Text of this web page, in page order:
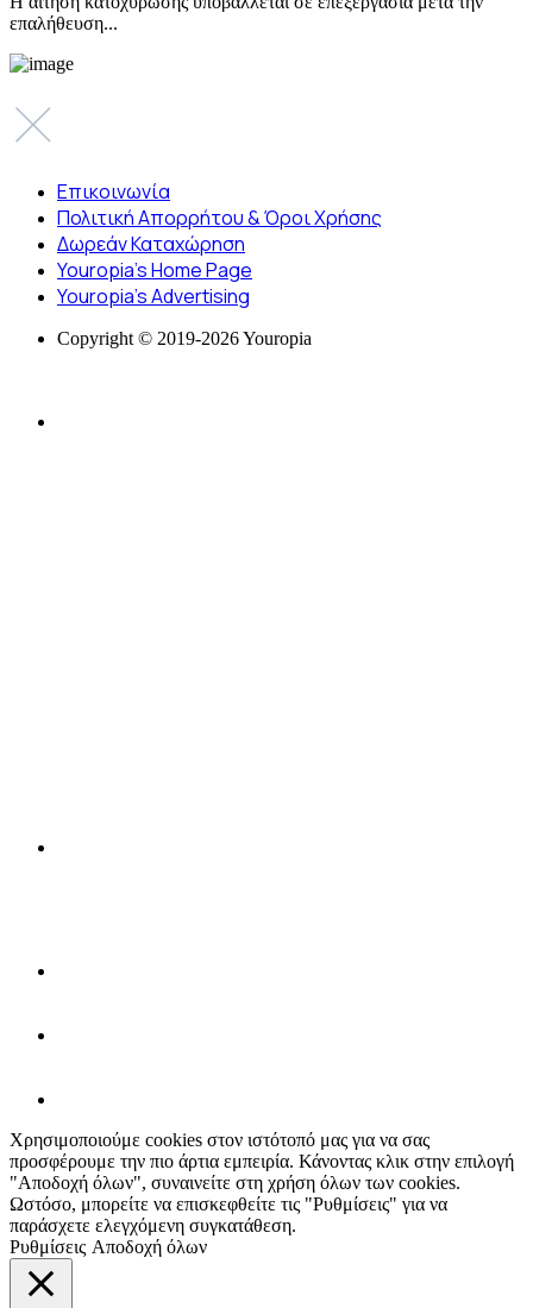
επαλήθευση...
Επικοινωνία
Πολιτική Απορρήτου & Όροι Χρήσης
Δωρεάν Καταχώρηση
Youropia’s Home Page
Youropia’s Advertising
Copyright © 2019-2026 Youropia
Χρησιμοποιούμε cookies στον ιστότοπό μας για να σας
προσφέρουμε την πιο άρτια εμπειρία. Κάνοντας κλικ στην επιλογή
"Αποδοχή όλων", συναινείτε στη χρήση όλων των cookies.
Ωστόσο, μπορείτε να επισκεφθείτε τις "Ρυθμίσεις" για να
παράσχετε ελεγχόμενη συγκατάθεση.
Ρυθμίσεις Αποδοχή όλων